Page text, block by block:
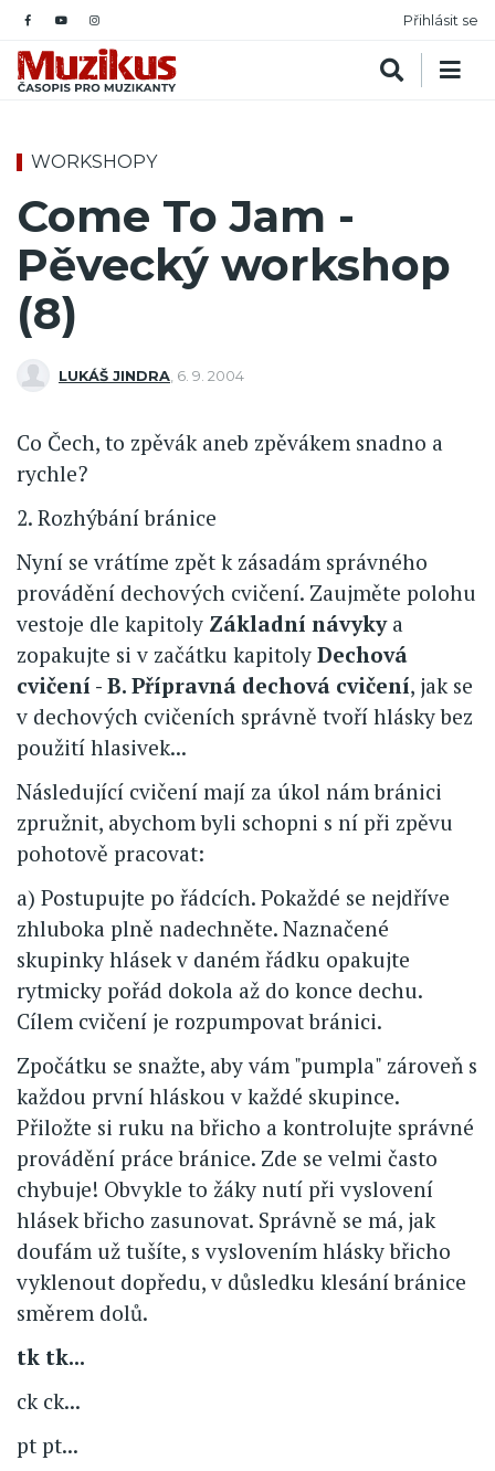
Přihlásit se
WORKSHOPY
Come To Jam -
Pěvecký workshop
(8)
LUKÁŠ JINDRA 6. 9. 2004
Co Čech, to zpěvák aneb zpěvákem snadno a
rychle?
2. Rozhýbání bránice
Nyní se vrátíme zpět k zásadám správného
provádění dechových cvičení. Zaujměte polohu
vestoje dle kapitoly Základní návykya
zopakujte si v začátku kapitoly Dechová
cvičení - B. Přípravná dechová cvičení, jak se
v dechových cvičeních správně tvoří hlásky bez
použití hlasivek...
Následující cvičení mají za úkol nám bránici
zpružnit, abychom byli schopni s ní při zpěvu
pohotově pracovat:
a) Postupujte po řádcích. Pokaždé se nejdříve
zhluboka plně nadechněte. Naznačené
skupinky hlásek v daném řádku opakujte
rytmicky pořád dokola až do konce dechu.
Cílem cvičení je rozpumpovat bránici.
Zpočátku se snažte, aby vám "pumpla" zároveň s
každou první hláskou v každé skupince.
Přiložte si ruku na břicho a kontrolujte správné
provádění práce bránice. Zde se velmi často
chybuje! Obvykle to žáky nutí při vyslovení
hlásek břicho zasunovat. Správně se má, jak
doufám už tušíte, s vyslovením hlásky břicho
vyklenout dopředu, v důsledku klesání bránice
směrem dolů.
tk tk...
ck ck...
pt pt...